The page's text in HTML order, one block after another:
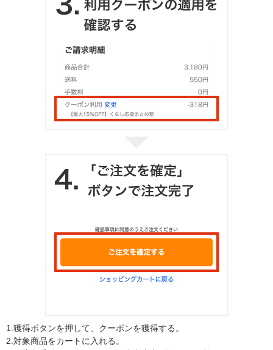
1. 獲得ボタンを押して、クーポンを獲得する。
2. 対象商品をカートに入れる。